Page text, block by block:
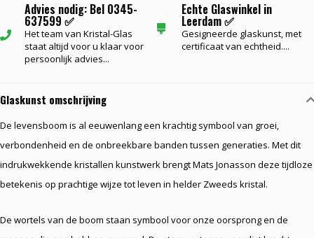
Advies nodig: Bel 0345-
637599 ✅
Het team van Kristal-Glas
staat altijd voor u klaar voor
persoonlijk advies...
Echte Glaswinkel in
Leerdam ✅
Gesigneerde glaskunst, met
certificaat van echtheid....
Glaskunst omschrijving
De levensboom is al eeuwenlang een krachtig symbool van groei,
verbondenheid en de onbreekbare banden tussen generaties. Met dit
indrukwekkende kristallen kunstwerk brengt Mats Jonasson deze tijdloze
betekenis op prachtige wijze tot leven in helder Zweeds kristal.
De wortels van de boom staan symbool voor onze oorsprong en de